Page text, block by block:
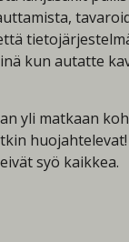
kun autatte
yli matkaan
syö kaikkea.